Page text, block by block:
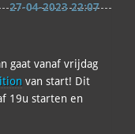
27-04-2023 22:07
gaat vanaf vrijdag
van start! Dit
19u starten en